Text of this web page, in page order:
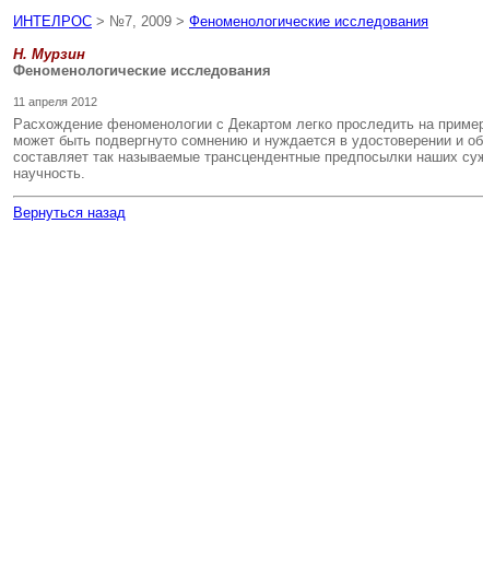
ИНТЕЛРОС > №7, 2009 > Феноменологические исследования
Н. Мурзин
Феноменологические исследования
11 апреля 2012
Расхождение феноменологии с Декартом легко проследить на
может быть подвергнуто сомнению и нуждается в удостоверении и
составляет так называемые трансцендентные предпосылки наших
научность.
Вернуться назад